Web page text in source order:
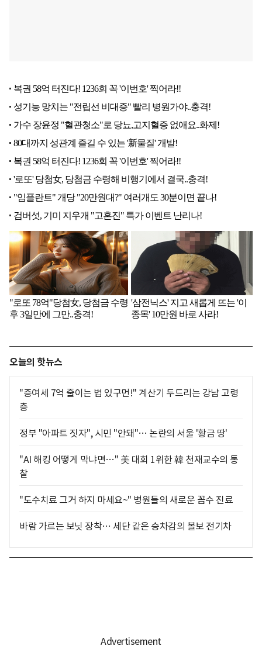
오늘의 핫뉴스
"증여세 7억 줄이는 법 있구먼!" 계산기 두드리는 강남 고령
층
정부 "아파트 짓자", 시민 "안돼"… 논란의 서울 '황금 땅'
"AI 해킹 어떻게 막냐면…" 美 대회 1위한 韓 천재교수의 통
찰
"도수치료 그거 하지 마세요~" 병원들의 새로운 꼼수 진료
바람 가르는 보닛 장착… 세단 같은 승차감의 볼보 전기차